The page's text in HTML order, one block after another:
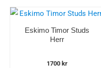
Eskimo Timor Studs
Herr
1700 kr